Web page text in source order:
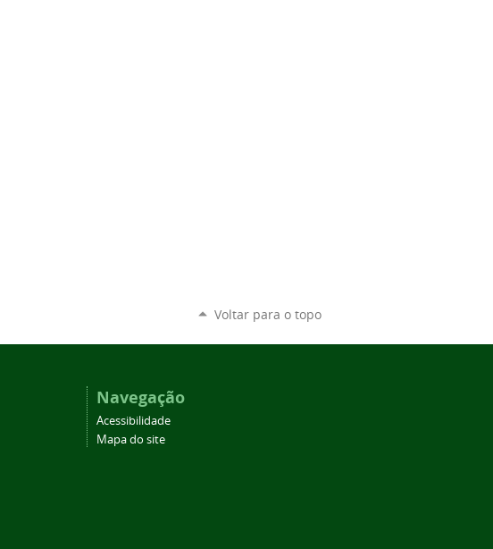
Voltar para o topo
Navegação
Acessibilidade
Mapa do site